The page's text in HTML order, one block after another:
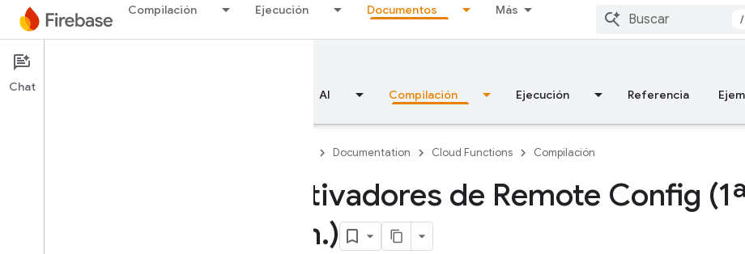
Compilación Ejecución Documentos Más
/
Documentation
Descripción general AI Compilación Ejecución Referencia
Documentation Cloud Functions Compilación
Activadores de Remote Config (1ª
gen.)
Chat